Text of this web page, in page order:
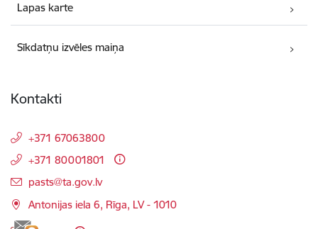
Lapas karte
Sīkdatņu izvēles maiņa
Kontakti
+371 67063800
+371 80001801
E-pasts:
pasts@ta.gov.lv
Antonijas iela 6, Rīga, LV - 1010